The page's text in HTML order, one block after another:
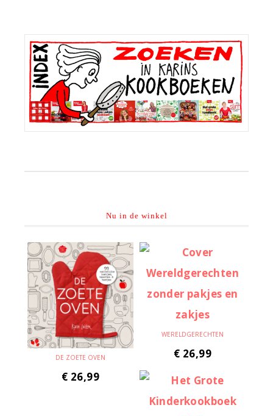
Primaire
Sidebar
Nu in de winkel
DE ZOETE OVEN
€ 26,99
WERELDGERECHTEN
€ 26,99